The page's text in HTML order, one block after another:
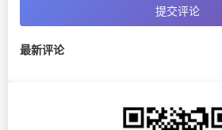
提交评论
最新评论